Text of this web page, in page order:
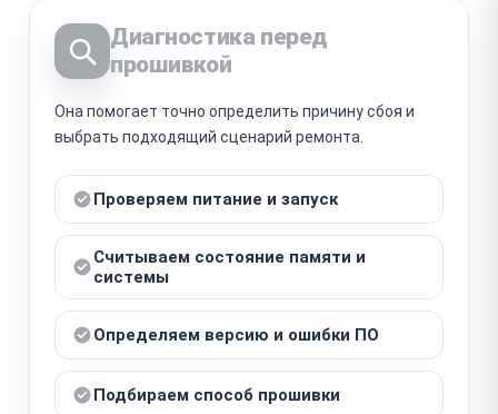
Диагностика перед
прошивкой
Она помогает точно определить причину сбоя и
выбрать подходящий сценарий ремонта.
Проверяем питание и запуск
Считываем состояние памяти и
системы
Определяем версию и ошибки ПО
Подбираем способ прошивки